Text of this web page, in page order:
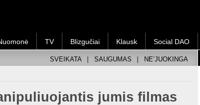
TV Blizgučiai Klausk Social DAO
SVEIKATA SAUGUMAS NE’JUOKINGA
jumis filmas